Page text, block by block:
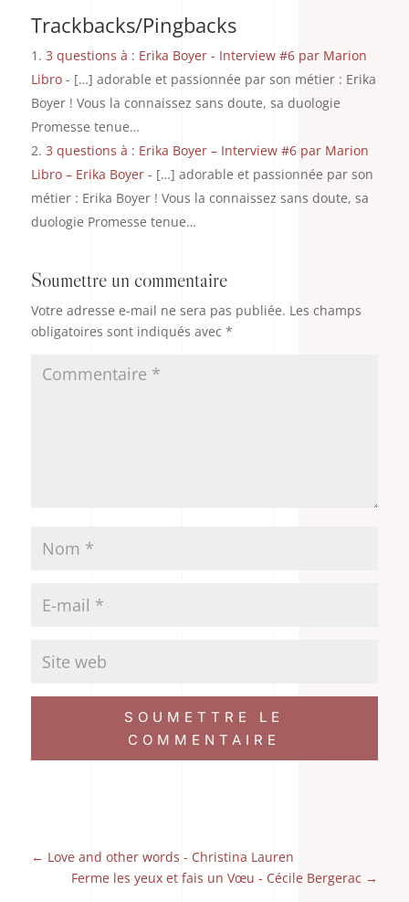
Trackbacks/Pingbacks
3 questions à : Erika Boyer - Interview #6 par Marion
Libro- […] adorable et passionnée par son métier : Erika
Boyer ! Vous la connaissez sans doute, sa duologie
Promesse tenue…
3 questions à : Erika Boyer – Interview #6 par Marion
Libro – Erika Boyer- […] adorable et passionnée par son
métier : Erika Boyer ! Vous la connaissez sans doute, sa
duologie Promesse tenue…
Soumettre un commentaire
Votre adresse e-mail ne sera pas publiée. Les champs
obligatoires sont indiqués avec *
SOUMETTRE LE
COMMENTAIRE
← Love and other words - Christina Lauren
Ferme les yeux et fais un Vœu - Cécile Bergerac →